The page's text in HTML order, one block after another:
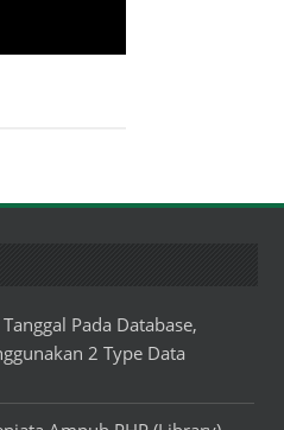
Pada Database,
2 Type Data